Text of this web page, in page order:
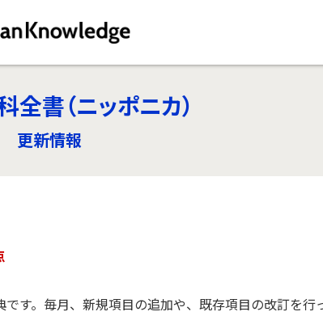
全書（ニッポニカ）
更新情報
す。毎月、新規項目の追加や、既存項目の改訂を行